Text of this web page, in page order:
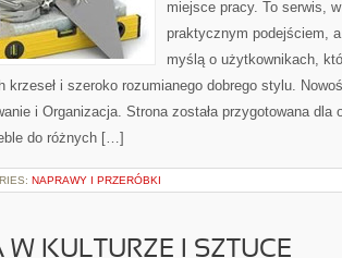
miejsce pracy. To serwis,
praktycznym podejściem,
myślą o użytkownikach,
krzeseł i szeroko rozumianego dobrego stylu.
i Organizacja. Strona została przygotowana
do różnych […]
NAPRAWY I PRZERÓBKI
W KULTURZE I SZTUCE